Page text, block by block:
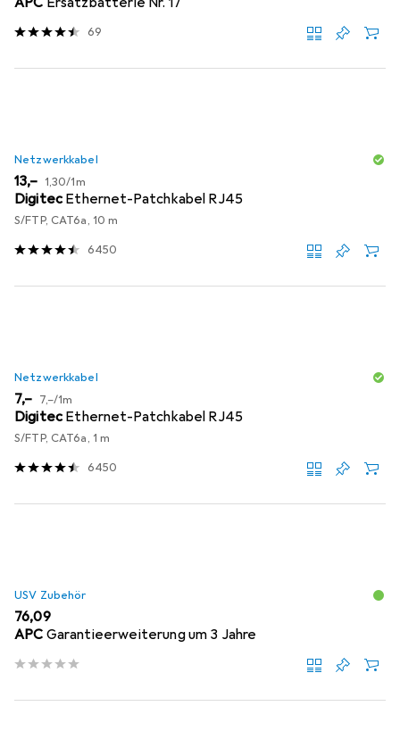
69
Netzwerkkabel
EUR
13,– EUR
1,30/1m
DigitecEthernet-Patchkabel RJ45
S/FTP, CAT6a, 10 m
6450
Netzwerkkabel
EUR
7,– EUR
7,–/1m
DigitecEthernet-Patchkabel RJ45
S/FTP, CAT6a, 1 m
6450
USV Zubehör
EUR
76,09
APC Garantieerweiterung um 3 Jahre